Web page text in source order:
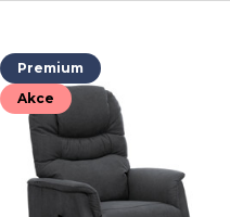
Premium
Akce